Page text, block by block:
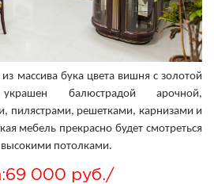
массива бука цвета вишня с золотой
балюстрадой арочной,
пилястрами, решетками, карнизами и
мебель прекрасно будет смотреться
потолками.
69 000 руб./